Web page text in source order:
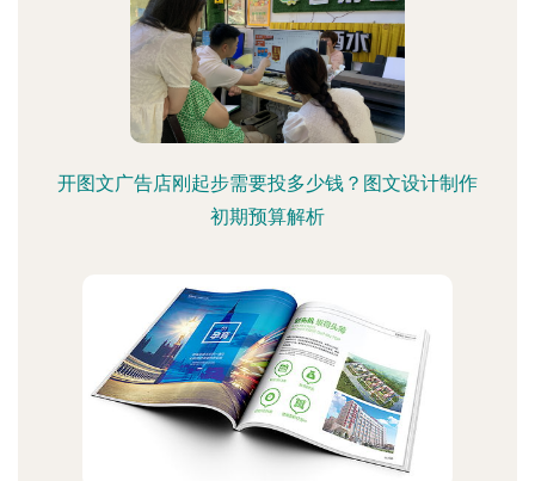
开图文广告店刚起步需要投多少钱？图文设计制作
初期预算解析